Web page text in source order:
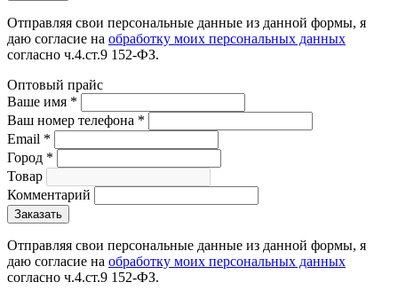
Отправляя свои персональные данные из данной формы, я
даю согласие на обработку моих персональных данных
согласно ч.4.ст.9 152-ФЗ.
Оптовый прайс
Ваше имя *
Ваш номер телефона *
Email *
Город *
Товар
Комментарий
Отправляя свои персональные данные из данной формы, я
даю согласие на обработку моих персональных данных
согласно ч.4.ст.9 152-ФЗ.